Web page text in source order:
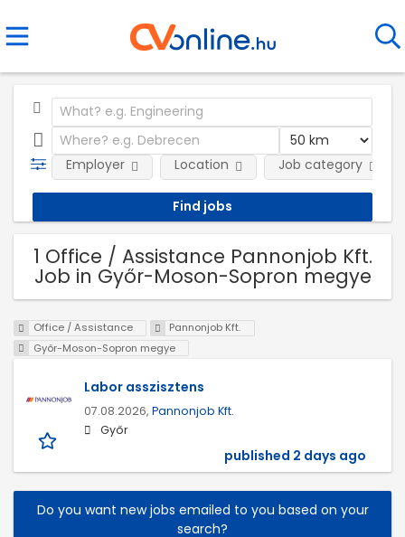
Employer Location Job category
1 Office / Assistance Pannonjob Kft.
Job in Győr-Moson-Sopron megye
Office / Assistance
Pannonjob Kft.
Győr-Moson-Sopron megye
Labor asszisztens
07.08.2026, Pannonjob Kft.
Győr
published 2 days ago
Do you want new jobs emailed to you based on your
search?